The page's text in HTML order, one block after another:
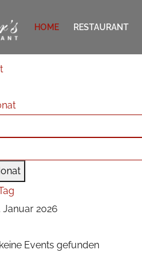
HOME RESTAURANT
Januar 2026
Events gefunden